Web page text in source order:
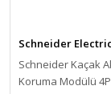
Schneider Electric
Schneider Kaçak
Koruma Modülü